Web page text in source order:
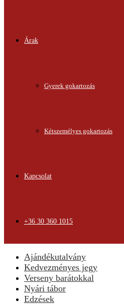
Árak
Gyerek gokartozás
Kétszemélyes gokartozás
Kapcsolat
+36 30 360 1015
Ajándékutalvány
Kedvezményes jegy
Verseny barátokkal
Nyári tábor
Edzések